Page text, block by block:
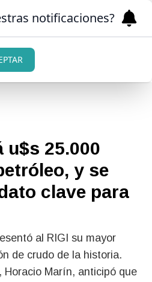
u$s 25.000
y se
clave para
al RIGI su mayor
de crudo de la historia.
Horacio Marín, anticipó que
notificaciones?